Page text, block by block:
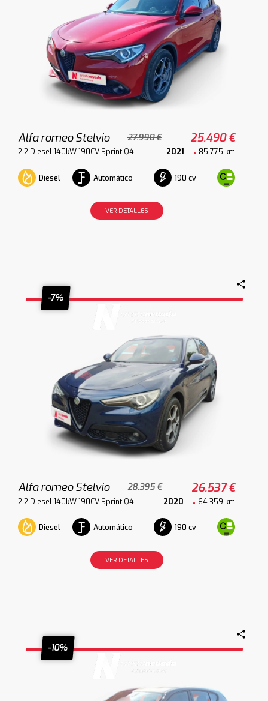
Alfa romeo Stelvio 27.990 € 25.490 €
2.2 Diesel 140kW 190CV Sprint Q4 2021 85.775 km
Diesel Automático 190 cv
VER DETALLES
-7%
Alfa romeo Stelvio 28.395 € 26.537 €
2.2 Diesel 140kW 190CV Sprint Q4 2020 64.359 km
Diesel Automático 190 cv
VER DETALLES
-10%